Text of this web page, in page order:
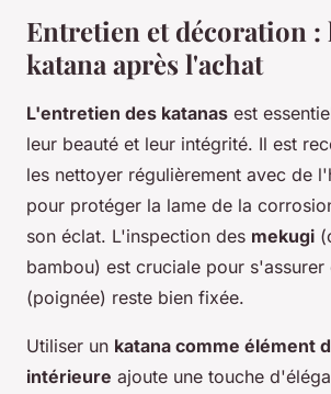
Entretien et décoration :
katana après l'achat
L'entretien des katanas est
leur beauté et leur intégrité. Il est
les nettoyer régulièrement avec de
pour protéger la lame de la
son éclat. L'inspection des mekugi
bambou) est cruciale pour s'assurer
(poignée) reste bien fixée.
Utiliser un katana comme élément
intérieure ajoute une touche